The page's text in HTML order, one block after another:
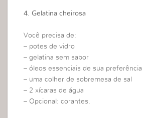
4. Gelatina cheirosa
Você precisa de:
– potes de vidro
– gelatina sem sabor
– óleos essenciais de sua preferência
– uma colher de sobremesa de sal
– 2 xícaras de água
– Opcional: corantes.